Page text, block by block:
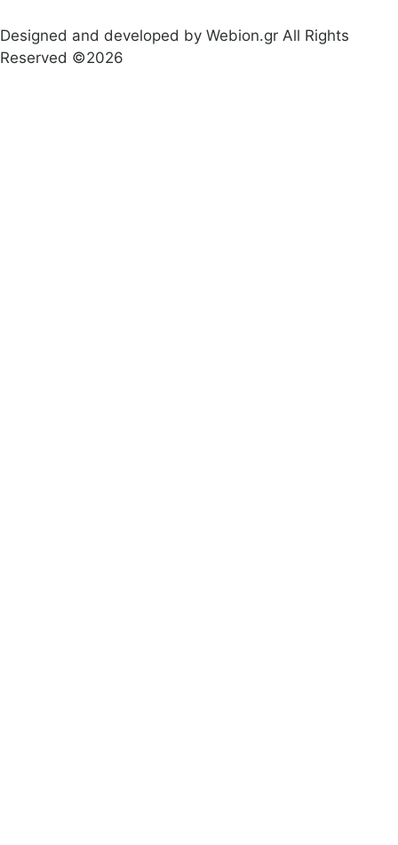
Designed and developed by Webion.gr All Rights
Reserved ©2026